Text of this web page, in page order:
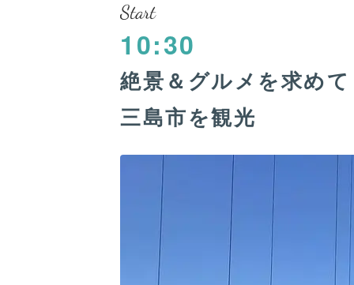
Start
10:30
絶景＆グルメを求めて
三島市を観光